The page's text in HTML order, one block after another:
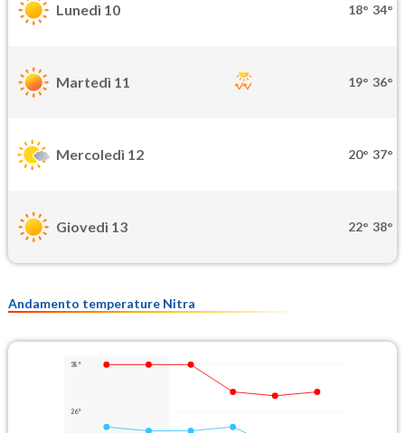
Lunedì 10 18° 34°
Martedì 11 19° 36°
Mercoledì 12 20° 37°
Giovedì 13 22° 38°
Andamento temperature Nitra
38°
26°